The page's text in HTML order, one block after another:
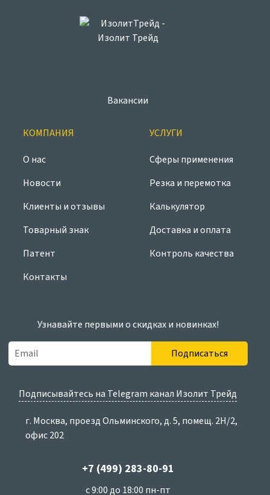
Вакансии
КОМПАНИЯ
О нас
Новости
Клиенты и отзывы
Товарный знак
Патент
Контакты
УСЛУГИ
Сферы применения
Резка и перемотка
Калькулятор
Доставка и оплата
Контроль качества
Узнавайте первыми о скидках и новинках!
Подписаться
Подписывайтесь на Telegram канал Изолит Трейд
г. Москва, проезд Ольминского, д. 5, помещ. 2Н/2,
офис 202
+7 (499) 283-80-91
с 9:00 до 18:00 пн-пт